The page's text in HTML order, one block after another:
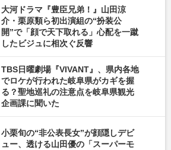
大河ドラマ『豊臣兄弟！』山田涼
介・栗原類ら初出演組の“扮装公
開”で「顔で天下取れる」心配を一蹴
したビジュに相次ぐ反響
TBS日曜劇場『VIVANT』、県内各地
でロケが行われた岐阜県がカギを握
る？聖地巡礼の注意点を岐阜県観光
企画課に聞いた
小栗旬の“非公表長女”が顔隠しデビ
ュー、透ける山田優の「スーパーモ